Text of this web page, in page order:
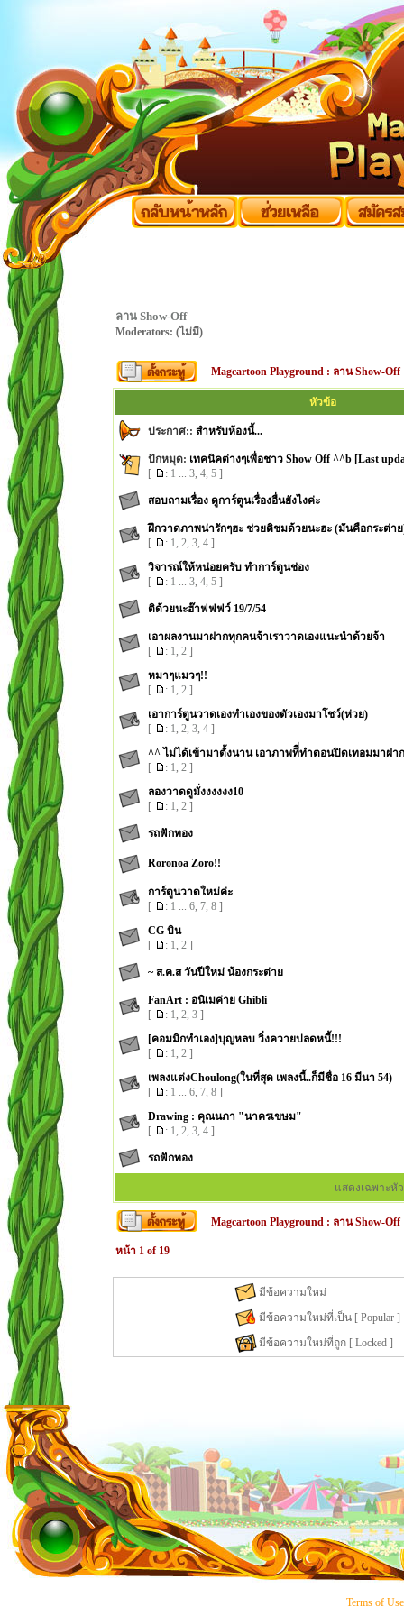
ลาน Show-Off
Moderators: (ไม่มี)
Magcartoon Playground : ลาน Show-Off
หัวข้อ
ประกาศ:: สำหรับห้องนี้...
ปักหมุด: เทคนิคต่างๆเพื่อชาว Show Off ^^b [Last
[
: 1 ...3,4,5 ]
สอบถามเรื่อง ดูการ์ตูนเรื่องอื่นยังไงค่ะ
ฝึกวาดภาพน่ารักๆฮะ ช่วยติชมด้วยนะฮะ (มันคือกระต่า
[
: 1,2,3,4 ]
วิจารณ์ให้หน่อยครับ ทำการ์ตูนช่อง
[
: 1 ...3,4,5 ]
ติด้วยนะฮ๊าฟฟฟว์ 19/7/54
เอาผลงานมาฝากทุกคนจ้าเราวาดเองแนะนำด้วยจ้า
[
: 1,2 ]
หมาๆแมวๆ!!
[
: 1,2 ]
เอาการ์ตูนวาดเองทำเองของตัวเองมาโชว์(ห่วย)
[
: 1,2,3,4 ]
^^ ไม่ได้เข้ามาตั้งนาน เอาภาพทีี่ทำตอนปิดเทอมมาฝา
[
: 1,2 ]
ลองวาดดูมั่งงงงงง10
[
: 1,2 ]
รถฟักทอง
Roronoa Zoro!!
การ์ตูนวาดใหม่ค่ะ
[
: 1 ...6,7,8 ]
CG บิน
[
: 1,2 ]
~ ส.ค.ส วันปีใหม่ น้องกระต่าย
FanArt : อนิเมค่าย Ghibli
[
: 1,2,3 ]
[คอมมิกทำเอง]บุญหลบ วิ่งควายปลดหนี้!!!
[
: 1,2 ]
เพลงแต่งChoulong(ในที่สุด เพลงนี้..ก็มีชื่อ 16 มีนา 54)
[
: 1 ...6,7,8 ]
Drawing : คุณนภา "นาครเขษม"
[
: 1,2,3,4 ]
รถฟักทอง
แสดงเฉพาะหั
Magcartoon Playground : ลาน Show-Off
หน้า 1 of 19
มีข้อความใหม่
มีข้อความใหม่ที่เป็น [ Popular ]
มีข้อความใหม่ที่ถูก [ Locked ]
Terms of Use